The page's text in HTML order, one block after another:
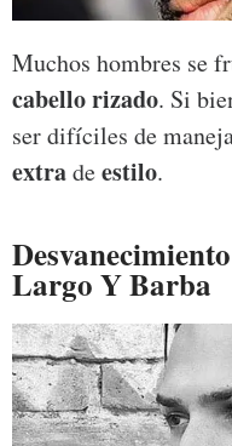
Muchos hombres se
cabello rizado. Si
ser difíciles de
extradeestilo.
Largo Y Barba